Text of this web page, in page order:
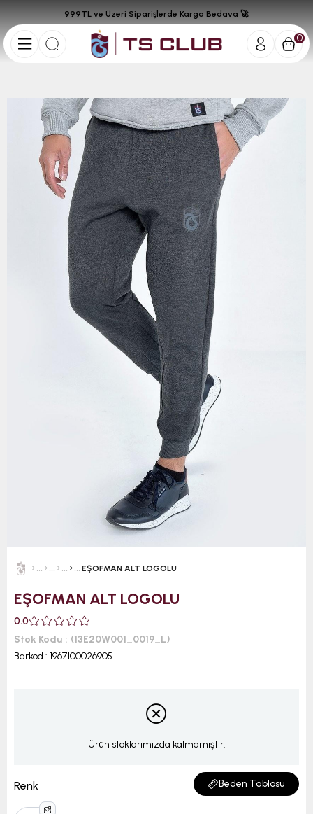
0
999TL ve Üzeri Siparişlerde Kargo Bedava 🚀
EŞOFMAN ALT LOGOLU
EŞOFMAN ALT LOGOLU
0.0
Stok Kodu
(13E20W001_0019_L)
Barkod : 1967100026905
Ürün stoklarımızda kalmamıştır.
Renk Beden Tablosu